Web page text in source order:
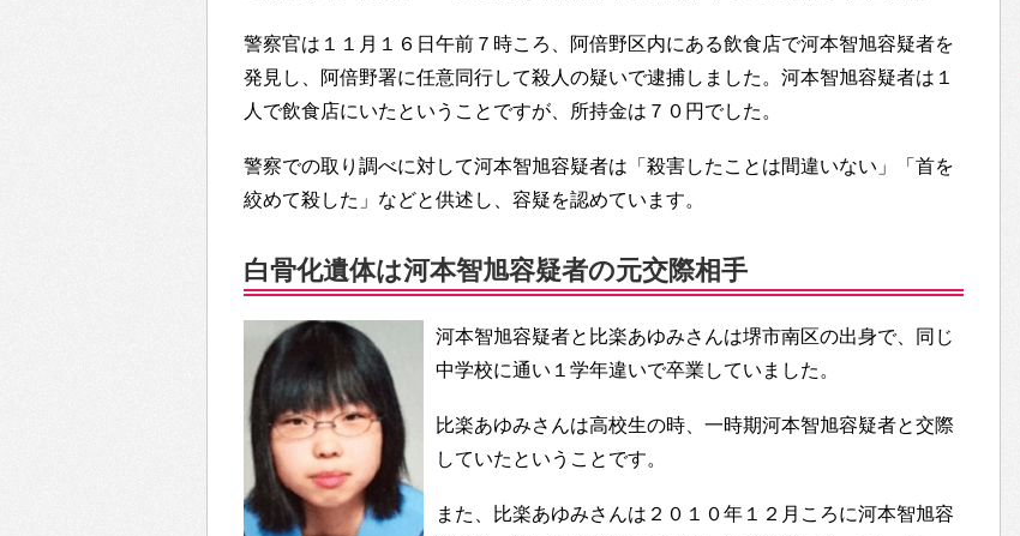
警察官は１１月１６日午前７時ころ、阿倍野区内にある飲食店で河本智旭容疑者を
発見し、阿倍野署に任意同行して殺人の疑いで逮捕しました。河本智旭容疑者は１
人で飲食店にいたということですが、所持金は７０円でした。
警察での取り調べに対して河本智旭容疑者は「殺害したことは間違いない」「首を
絞めて殺した」などと供述し、容疑を認めています。
白骨化遺体は河本智旭容疑者の元交際相手
河本智旭容疑者と比楽あゆみさんは堺市南区の出身で、同じ
中学校に通い１学年違いで卒業していました。
比楽あゆみさんは高校生の時、一時期河本智旭容疑者と交際
していたということです。
また、比楽あゆみさんは２０１０年１２月ころに河本智旭容